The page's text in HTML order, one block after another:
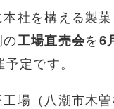
社を構える製
工場直売会を6
定です。
場（八潮市木曽